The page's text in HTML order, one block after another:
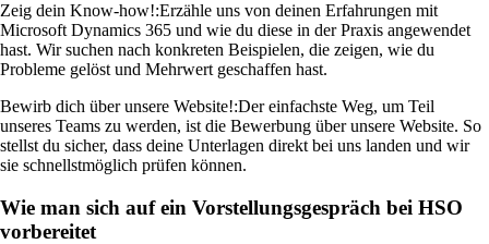
Zeig dein Know-how!:Erzähle uns von deinen Erfahrungen mit
Microsoft Dynamics 365 und wie du diese in der Praxis angewendet
hast. Wir suchen nach konkreten Beispielen, die zeigen, wie du
Probleme gelöst und Mehrwert geschaffen hast.
Bewirb dich über unsere Website!:Der einfachste Weg, um Teil
unseres Teams zu werden, ist die Bewerbung über unsere Website. So
stellst du sicher, dass deine Unterlagen direkt bei uns landen und wir
sie schnellstmöglich prüfen können.
Wie man sich auf ein Vorstellungsgespräch bei HSO
vorbereitet